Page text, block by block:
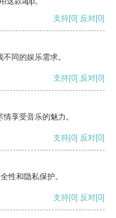
支持[0] 反对[0]
同的娱乐需求。
支持[0] 反对[0]
享受音乐的魅力。
支持[0] 反对[0]
性和隐私保护。
支持[0] 反对[0]